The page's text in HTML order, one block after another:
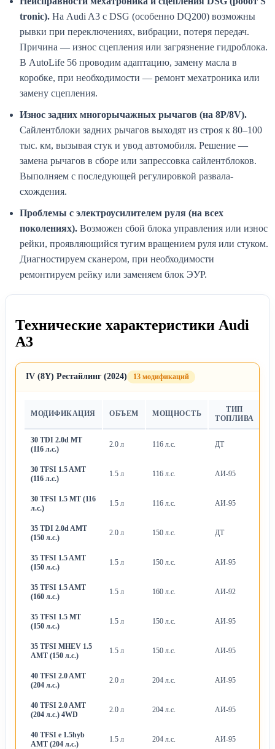
tronic). На Audi A3 с DSG (особенно DQ200) возможны
рывки при переключениях, вибрации, потеря передач.
Причина — износ сцепления или загрязнение гидроблока.
В AutoLife 56 проводим адаптацию, замену масла в
коробке, при необходимости — ремонт мехатроника или
замену сцепления.
Износ задних многорычажных рычагов (на 8P/8V).
Сайлентблоки задних рычагов выходят из строя к 80–100
тыс. км, вызывая стук и увод автомобиля. Решение —
замена рычагов в сборе или запрессовка сайлентблоков.
Выполняем с последующей регулировкой развала-
схождения.
Проблемы с электроусилителем руля (на всех
поколениях). Возможен сбой блока управления или износ
рейки, проявляющийся тугим вращением руля или стуком.
Диагностируем сканером, при необходимости
ремонтируем рейку или заменяем блок ЭУР.
Технические характеристики Audi
A3
IV (8Y) Рестайлинг (2024) 13 модификаций
МОДИФИКАЦИЯ ОБЪЕМ МОЩНОСТЬ
ТИП
ТОПЛИВА
30 TDI 2.0d MT
(116 л.с.)
2.0 л 116 л.с. ДТ
30 TFSI 1.5 AMT
(116 л.с.)
1.5 л 116 л.с. АИ-95
30 TFSI 1.5 MT (116
л.с.)
1.5 л 116 л.с. АИ-95
35 TDI 2.0d AMT
(150 л.с.)
2.0 л 150 л.с. ДТ
35 TFSI 1.5 AMT
(150 л.с.)
1.5 л 150 л.с. АИ-95
35 TFSI 1.5 AMT
(160 л.с.)
1.5 л 160 л.с. АИ-92
35 TFSI 1.5 MT
(150 л.с.)
1.5 л 150 л.с. АИ-95
35 TFSI MHEV 1.5
AMT (150 л.с.)
1.5 л 150 л.с. АИ-95
40 TFSI 2.0 AMT
(204 л.с.)
2.0 л 204 л.с. АИ-95
40 TFSI 2.0 AMT
(204 л.с.) 4WD
2.0 л 204 л.с. АИ-95
40 TFSI e 1.5hyb
AMT (204 л.с.)
1.5 л 204 л.с. АИ-95